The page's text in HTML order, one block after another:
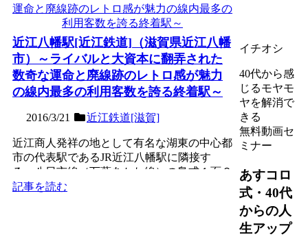
近江八幡駅[近江鉄道]（滋賀県近江八幡
市）～ライバルと大資本に翻弄された
数奇な運命と廃線跡のレトロ感が魅力
の線内最多の利用客数を誇る終着駅～
2016/3/21 近江鉄道[滋賀]
近江商人発祥の地として有名な湖東の中心都
市の代表駅であるJR近江八幡駅に隣接す
る、八日市線（万葉あかね線）の島式１面２
線の地上駅。近江鉄道最...
記事を読む
イチオシ
40代から感
じるモヤモ
ヤを解消で
きる
無料動画セ
ミナー
あすコロ
式・40代
からの人
生アップ